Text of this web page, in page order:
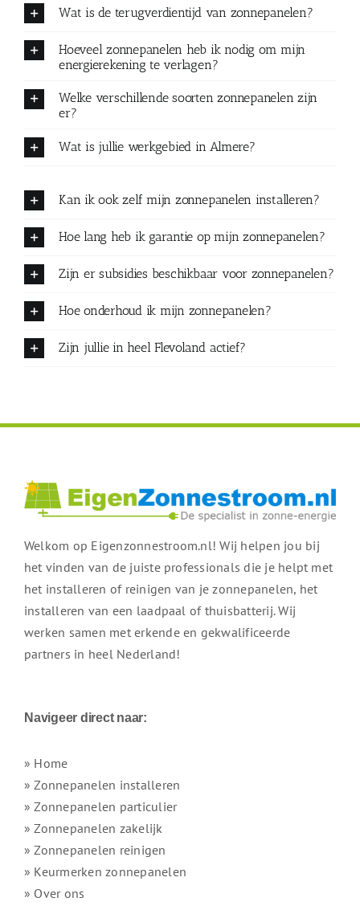
Wat is de terugverdientijd van zonnepanelen?
Hoeveel zonnepanelen heb ik nodig om mijn
energierekening te verlagen?
Welke verschillende soorten zonnepanelen zijn
er?
Wat is jullie werkgebied in Almere?
Kan ik ook zelf mijn zonnepanelen installeren?
Hoe lang heb ik garantie op mijn zonnepanelen?
Zijn er subsidies beschikbaar voor zonnepanelen?
Hoe onderhoud ik mijn zonnepanelen?
Zijn jullie in heel Flevoland actief?
Welkom op Eigenzonnestroom.nl! Wij helpen jou bij
het vinden van de juiste professionals die je helpt met
het installeren of reinigen van je zonnepanelen, het
installeren van een laadpaal of thuisbatterij. Wij
werken samen met erkende en gekwalificeerde
partners in heel Nederland!
Navigeer direct naar:
» Home
» Zonnepanelen installeren
» Zonnepanelen particulier
» Zonnepanelen zakelijk
» Zonnepanelen reinigen
» Keurmerken zonnepanelen
» Over ons